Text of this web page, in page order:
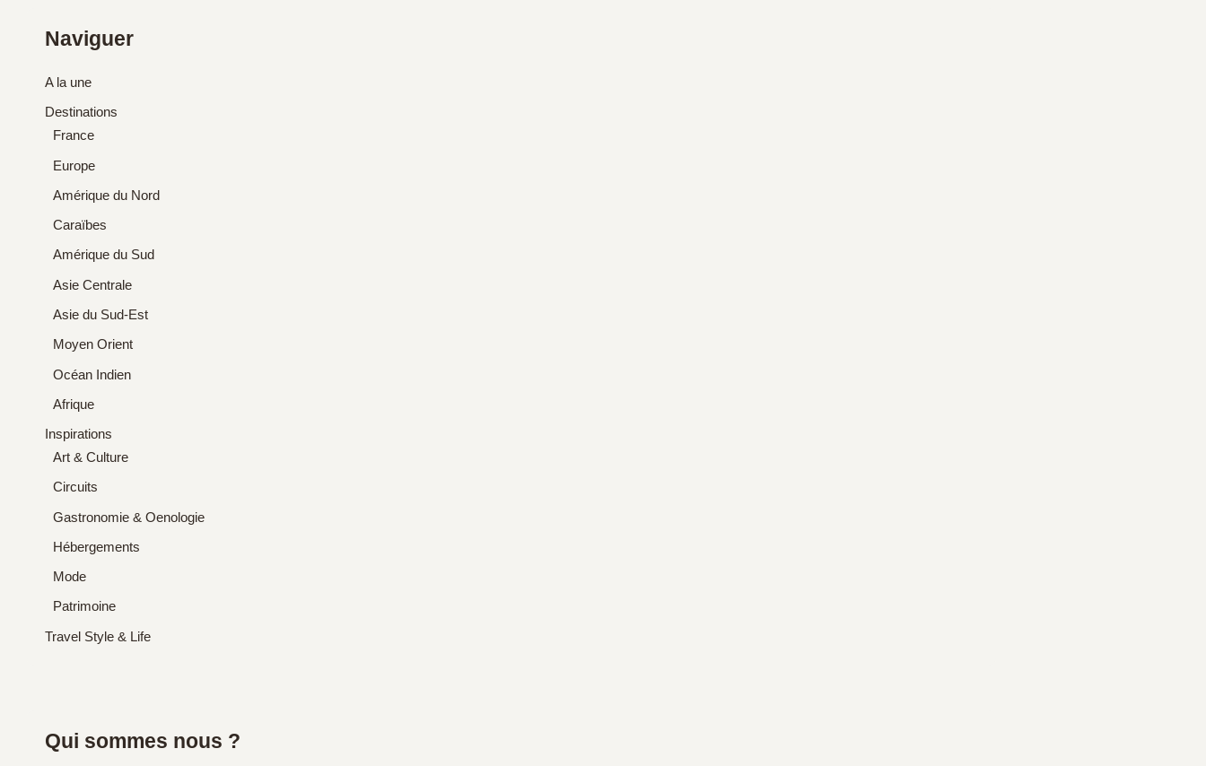
Naviguer
A la une
Destinations
France
Europe
Amérique du Nord
Caraïbes
Amérique du Sud
Asie Centrale
Asie du Sud-Est
Moyen Orient
Océan Indien
Afrique
Inspirations
Art & Culture
Circuits
Gastronomie & Oenologie
Hébergements
Mode
Patrimoine
Travel Style & Life
Qui sommes nous ?